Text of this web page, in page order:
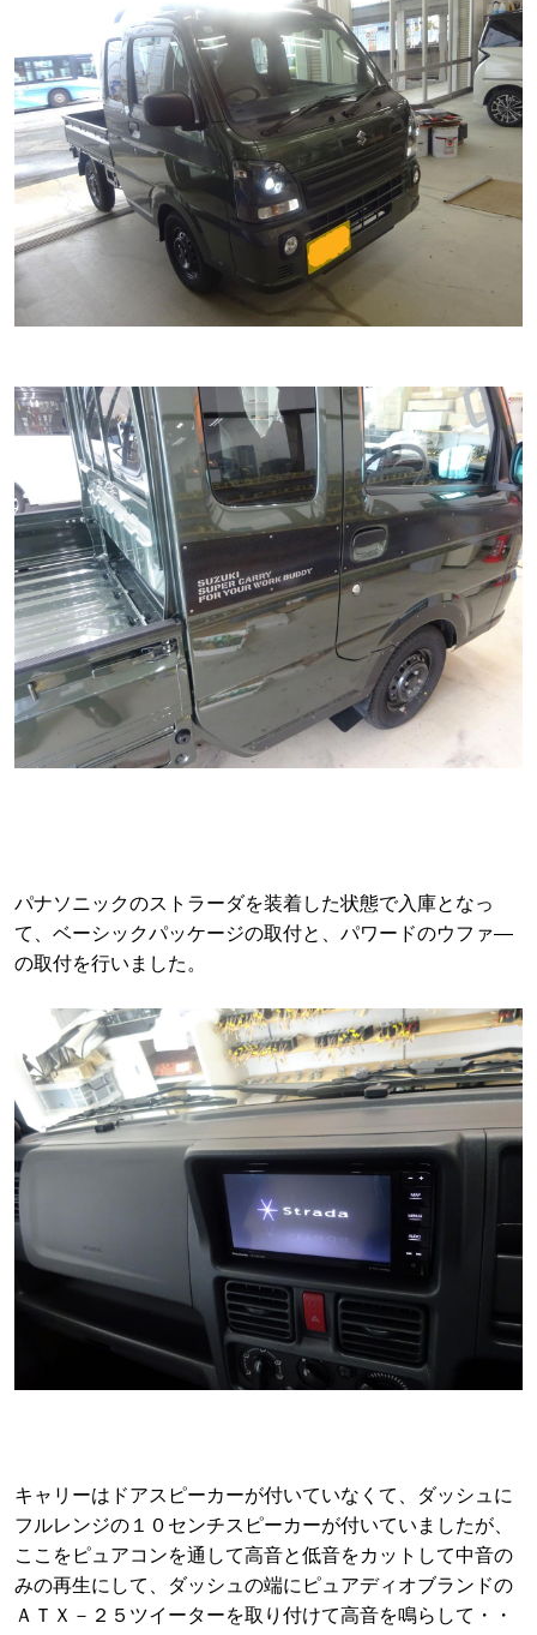
パナソニックのストラーダを装着した状態で入庫となっ
て、ベーシックパッケージの取付と、パワードのウファ―
の取付を行いました。
キャリーはドアスピーカーが付いていなくて、ダッシュに
フルレンジの１０センチスピーカーが付いていましたが、
ここをピュアコンを通して高音と低音をカットして中音の
みの再生にして、ダッシュの端にピュアディオブランドの
ＡＴＸ－２５ツイーターを取り付けて高音を鳴らして・・